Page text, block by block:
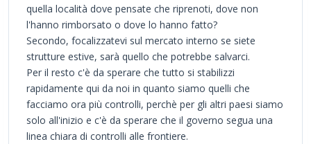
quella località dove pensate che riprenoti, dove non
l'hanno rimborsato o dove lo hanno fatto?
Secondo, focalizzatevi sul mercato interno se siete
strutture estive, sarà quello che potrebbe salvarci.
Per il resto c'è da sperare che tutto si stabilizzi
rapidamente qui da noi in quanto siamo quelli che
facciamo ora più controlli, perchè per gli altri paesi siamo
solo all'inizio e c'è da sperare che il governo segua una
linea chiara di controlli alle frontiere.